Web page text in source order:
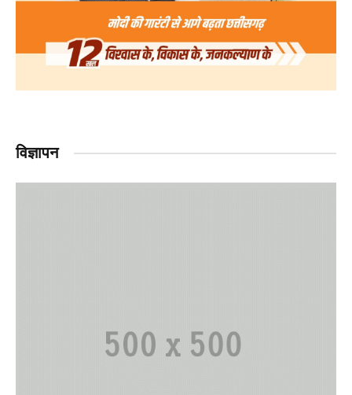
विज्ञापन